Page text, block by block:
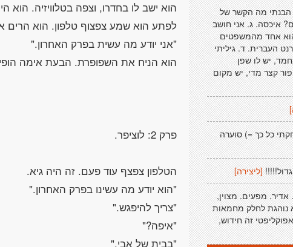
מה הקשר של
איכסה. ג. אני חושב
אחד מהמשפטים
העברית. ד. גיליתי
יש לו שפן
קצר מדי, יש מקום
כל כך =) סוערה
[ליצירה]
מפעים. מצוין,
נוהגת לחלק מחמאות
זה חידוש,